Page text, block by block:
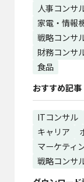
人事コンサ
家電・情報
戦略コンサ
財務コンサ
食品
おすすめ記事
ITコンサル
キャリア
マーケティ
戦略コンサ